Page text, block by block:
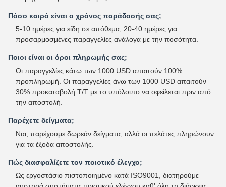
Πόσο καιρό είναι ο χρόνος παράδοσής σας;
5-10 ημέρες για είδη σε απόθεμα, 20-40 ημέρες για
προσαρμοσμένες παραγγελίες ανάλογα με την ποσότητα.
Ποιοι είναι οι όροι πληρωμής σας;
Οι παραγγελίες κάτω των 1000 USD απαιτούν 100%
προπληρωμή. Οι παραγγελίες άνω των 1000 USD απαιτούν
30% προκαταβολή T/T με το υπόλοιπο να οφείλεται πριν από
την αποστολή.
Παρέχετε δείγματα;
Ναι, παρέχουμε δωρεάν δείγματα, αλλά οι πελάτες πληρώνουν
για τα έξοδα αποστολής.
Πώς διασφαλίζετε τον ποιοτικό έλεγχο;
Ως εργοστάσιο πιστοποιημένο κατά ISO9001, διατηρούμε